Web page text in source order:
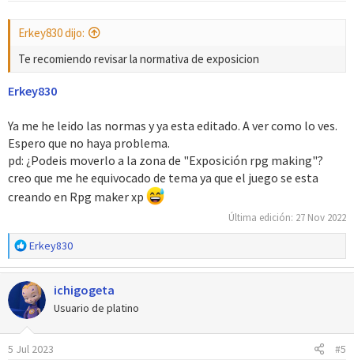
:
Erkey830 dijo:
Te recomiendo revisar la normativa de exposicion
Erkey830
Ya me he leido las normas y ya esta editado. A ver como lo ves.
Espero que no haya problema.
pd: ¿Podeis moverlo a la zona de "Exposición rpg making"?
creo que me he equivocado de tema ya que el juego se esta
creando en Rpg maker xp
Última edición: 27 Nov 2022
R
e
a
c
c
i
o
n
Erkey830
ichigogeta
Usuario de platino
5 Jul 2023 #5